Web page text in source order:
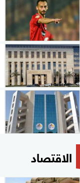
الاقتصاد